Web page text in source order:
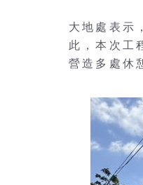
大地處表示
此，本次工
營造多處休